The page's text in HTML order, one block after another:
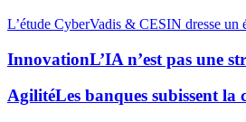
L’étude CyberVadis & CESIN dresse un
InnovationL’IA n’est pas une
AgilitéLes banques subissent la